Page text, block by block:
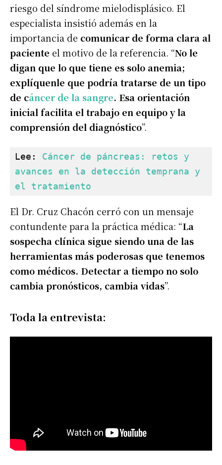
riesgo del síndrome mielodisplásico. El
especialista insistió además en la
importancia de comunicar de forma clara al
paciente el motivo de la referencia. “No le
digan que lo que tiene es solo anemia;
explíquenle que podría tratarse de un tipo
de cáncer de la sangre. Esa orientación
inicial facilita el trabajo en equipo y la
comprensión del diagnóstico”.
Lee: Cáncer de páncreas: retos y
avances en la detección temprana y
el tratamiento
El Dr. Cruz Chacón cerró con un mensaje
contundente para la práctica médica: “La
sospecha clínica sigue siendo una de las
herramientas más poderosas que tenemos
como médicos. Detectar a tiempo no solo
cambia pronósticos, cambia vidas”.
Toda la entrevista: